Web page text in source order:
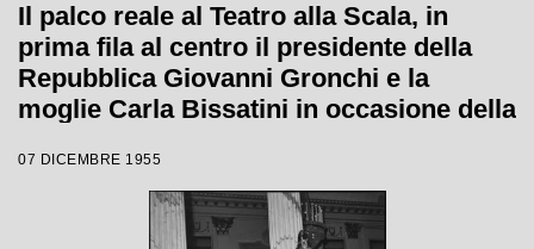
Il palco reale al Teatro alla Scala, in
prima fila al centro il presidente della
Repubblica Giovanni Gronchi e la
moglie Carla Bissatini in occasione della
1955-1956 con l'opera "Norma" di
Vincenzo Bellini, diretta da Antonino
Votto, con la regia di Margherita
07 DICEMBRE 1955